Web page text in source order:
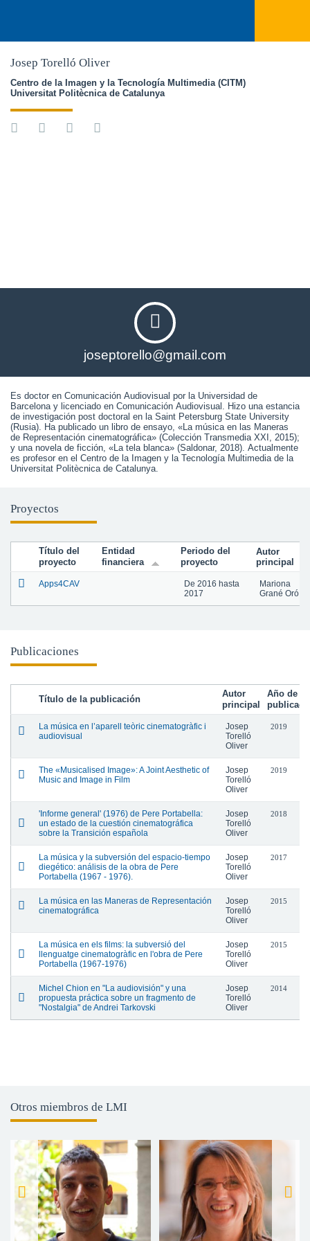
Josep Torelló Oliver
Centro de la Imagen y la Tecnología Multimedia (CITM)
Universitat Politècnica de Catalunya
joseptorello@gmail.com
Es doctor en Comunicación Audiovisual por la Universidad de
Barcelona y licenciado en Comunicación Audiovisual. Hizo una estancia
de investigación post doctoral en la Saint Petersburg State University
(Rusia). Ha publicado un libro de ensayo, «La música en las Maneras
de Representación cinematográfica» (Colección Transmedia XXI, 2015);
y una novela de ficción, «La tela blanca» (Saldonar, 2018). Actualmente
es profesor en el Centro de la Imagen y la Tecnología Multimedia de la
Universitat Politècnica de Catalunya.
Proyectos
Título del
proyecto
Entidad
financiera
Periodo del
proyecto
Autor
principal
Apps4CAV De 2016 hasta
2017
Mariona
Grané Oró
Publicaciones
Título de la publicación
Autor
principal
Año de
La música en l’aparell teòric cinematogràfic i
audiovisual
Josep
Torelló
Oliver
2019
The «Musicalised Image»: A Joint Aesthetic of
Music and Image in Film
Josep
Torelló
Oliver
2019
'Informe general' (1976) de Pere Portabella:
un estado de la cuestión cinematográfica
sobre la Transición española
Josep
Torelló
Oliver
2018
La música y la subversión del espacio-tiempo
diegético: análisis de la obra de Pere
Portabella (1967 - 1976).
Josep
Torelló
Oliver
2017
La música en las Maneras de Representación
cinematográfica
Josep
Torelló
Oliver
2015
La música en els films: la subversió del
llenguatge cinematogràfic en l'obra de Pere
Portabella (1967-1976)
Josep
Torelló
Oliver
2015
Michel Chion en "La audiovisión" y una
propuesta práctica sobre un fragmento de
"Nostalgia" de Andrei Tarkovski
Josep
Torelló
Oliver
2014
Otros miembros de LMI
Jordi Sancho Salido Ludmila Martins